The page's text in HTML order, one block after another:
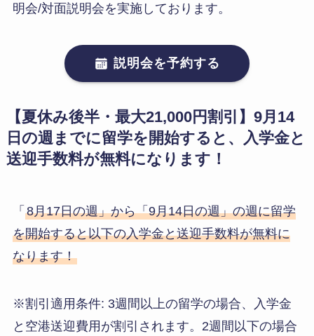
明会/対面説明会を実施しております。
説明会を予約する
【夏休み後半・最大21,000円割引】9月14
日の週までに留学を開始すると、入学金と
送迎手数料が無料になります！
「 8月17日の週」から「9月14日の週」の週に留学
を開始すると以下の入学金と送迎手数料が無料に
なります！
※割引適用条件: 3週間以上の留学の場合、入学金
と空港送迎費用が割引されます。2週間以下の場合